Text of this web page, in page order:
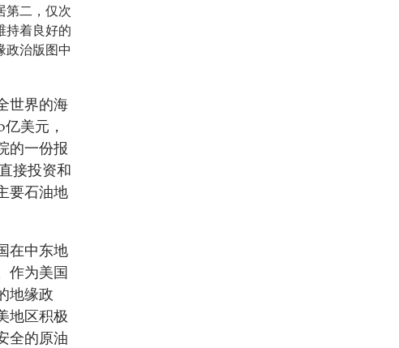
第二，仅次
持着良好的
政治版图中
世界的海
美元，
的一份报
接投资和
要石油地
在中东地
作为美国
地缘政
地区积极
全的原油